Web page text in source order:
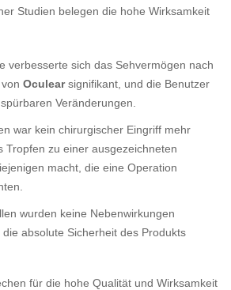
Studien belegen die hohe Wirksamkeit
verbesserte sich das Sehvermögen nach
Oculearsignifikant, und die Benutzer
Veränderungen.
war kein chirurgischer Eingriff mehr
Tropfen zu einer ausgezeichneten
macht, die eine Operation
wurden keine Nebenwirkungen
absolute Sicherheit des Produkts
für die hohe Qualität und Wirksamkeit